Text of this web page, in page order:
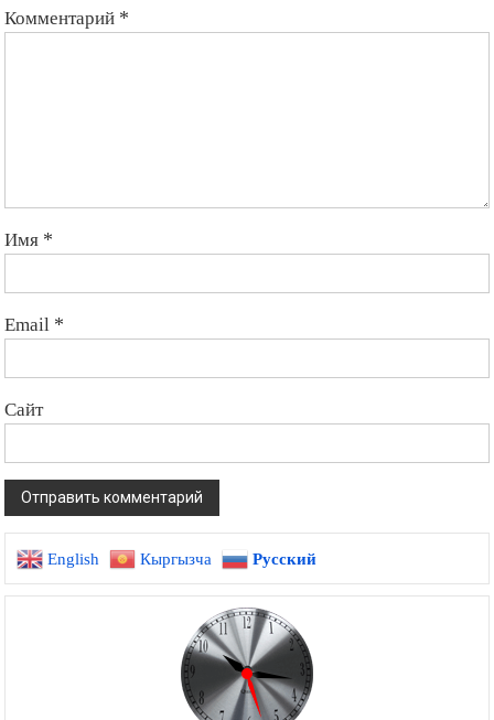
Комментарий *
Имя *
Email *
Сайт
English Кыргызча Русский